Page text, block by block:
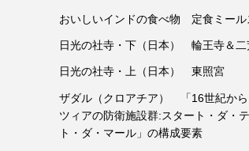
おいしいインドの食べ物 定食ミール
日光の社寺・下（日本） 輪王寺＆二
日光の社寺・上（日本） 東照宮
ザダル（クロアチア） 「16世紀か
ツィアの防衛施設群:スタート・ダ・
ト・ダ・マール」の構成要素